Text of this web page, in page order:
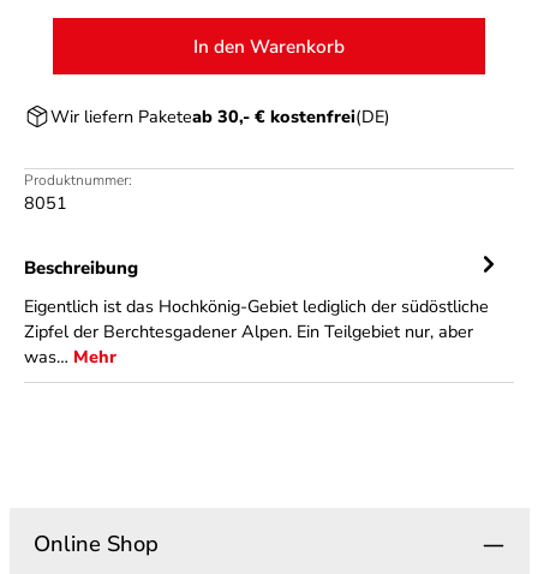
In den Warenkorb
Wir liefern Paketeab 30,- € kostenfrei(DE)
Produktnummer:
8051
Beschreibung
Eigentlich ist das Hochkönig-Gebiet lediglich der südöstliche
Zipfel der Berchtesgadener Alpen. Ein Teilgebiet nur, aber
was… Mehr
Online Shop